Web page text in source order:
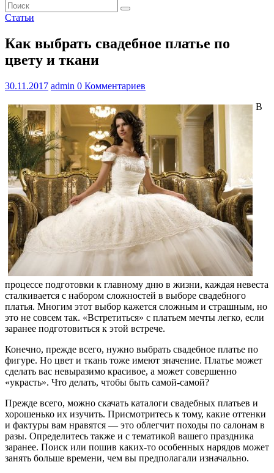
Статьи
Как выбрать свадебное платье по
цвету и ткани
30.11.2017 admin 0 Комментариев
В
процессе подготовки к главному дню в жизни, каждая невеста
сталкивается с набором сложностей в выборе свадебного
платья. Многим этот выбор кажется сложным и страшным, но
это не совсем так. «Встретиться» с платьем мечты легко, если
заранее подготовиться к этой встрече.
Конечно, прежде всего, нужно выбрать свадебное платье по
фигуре. Но цвет и ткань тоже имеют значение. Платье может
сделать вас невыразимо красивое, а может совершенно
«украсть». Что делать, чтобы быть самой-самой?
Прежде всего, можно скачать каталоги свадебных платьев и
хорошенько их изучить. Присмотритесь к тому, какие оттенки
и фактуры вам нравятся — это облегчит походы по салонам в
разы. Определитесь также и с тематикой вашего праздника
заранее. Поиск или пошив каких-то особенных нарядов может
занять больше времени, чем вы предполагали изначально.